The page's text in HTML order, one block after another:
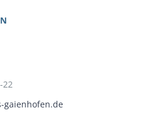
22
gaienhofen.de